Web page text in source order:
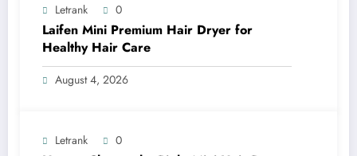
Letrank 0
Laifen Mini Premium Hair Dryer for
Healthy Hair Care
August 4, 2026
Letrank 0